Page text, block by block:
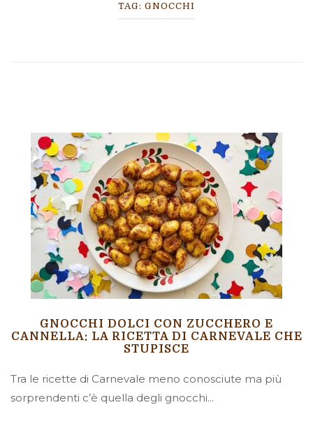
TAG: GNOCCHI
GNOCCHI DOLCI CON ZUCCHERO E
CANNELLA: LA RICETTA DI CARNEVALE CHE
STUPISCE
Tra le ricette di Carnevale meno conosciute ma più
sorprendenti c’è quella degli gnocchi...